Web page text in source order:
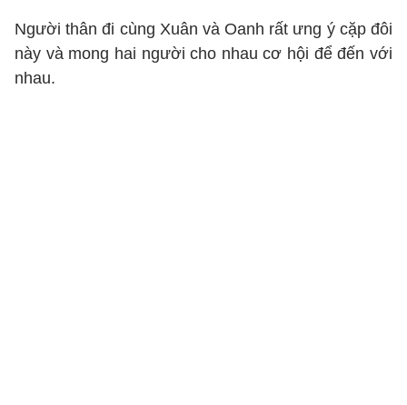
Người thân đi cùng Xuân và Oanh rất ưng ý cặp đôi
này và mong hai người cho nhau cơ hội để đến với
nhau.